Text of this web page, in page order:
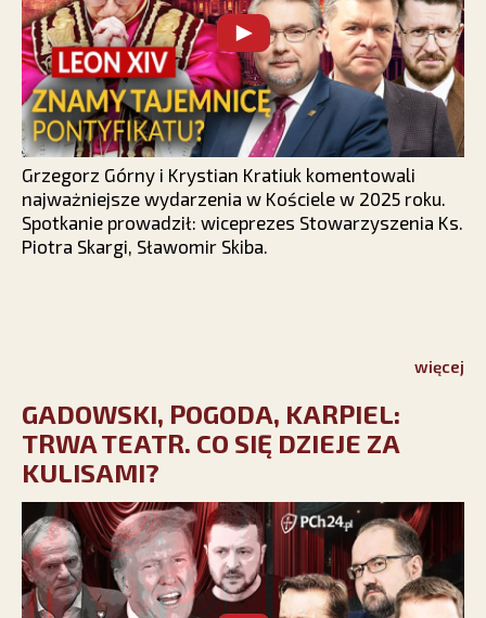
Grzegorz Górny i Krystian Kratiuk komentowali
najważniejsze wydarzenia w Kościele w 2025 roku.
Spotkanie prowadził: wiceprezes Stowarzyszenia Ks.
Piotra Skargi, Sławomir Skiba.
więcej
GADOWSKI, POGODA, KARPIEL:
TRWA TEATR. CO SIĘ DZIEJE ZA
KULISAMI?